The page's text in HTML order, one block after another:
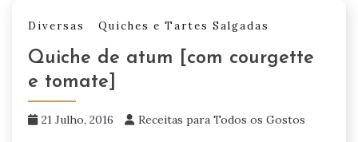
Diversas Quiches e Tartes Salgadas
Quiche de atum [com courgette
e tomate]
21 Julho, 2016 Receitas para Todos os Gostos